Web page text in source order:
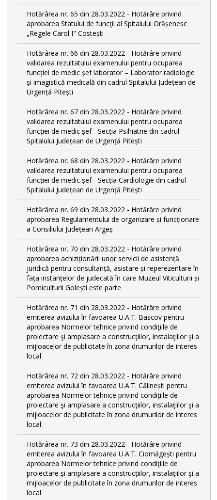
Hotărârea nr. 65 din 28.03.2022 - Hotărâre privind
aprobarea Statului de funcţii al Spitalului Orășenesc
„Regele Carol I" Costești
Hotărârea nr. 66 din 28.03.2022 - Hotărâre privind
validarea rezultatului examenului pentru ocuparea
funcției de medic șef laborator – Laborator radiologie
și imagistică medicală din cadrul Spitalului Județean de
Urgență Pitești
Hotărârea nr. 67 din 28.03.2022 - Hotărâre privind
validarea rezultatului examenului pentru ocuparea
funcției de medic șef - Secția Psihiatrie din cadrul
Spitalului Județean de Urgență Pitești
Hotărârea nr. 68 din 28.03.2022 - Hotărâre privind
validarea rezultatului examenului pentru ocuparea
funcției de medic șef - Secția Cardiologie din cadrul
Spitalului Județean de Urgență Pitești
Hotărârea nr. 69 din 28.03.2022 - Hotărâre privind
aprobarea Regulamentului de organizare și funcționare
a Consiliului Județean Argeș
Hotărârea nr. 70 din 28.03.2022 - Hotărâre privind
aprobarea achiziționării unor servicii de asistență
juridică pentru consultanță, asistare și reperezentare în
fața instanțelor de judecată în care Muzeul Viticulturii și
Pomiculturii Golești este parte
Hotărârea nr. 71 din 28.03.2022 - Hotărâre privind
emiterea avizului în favoarea U.A.T. Bascov pentru
aprobarea Normelor tehnice privind condiţiile de
proiectare şi amplasare a construcţiilor, instalaţiilor şi a
mijloacelor de publicitate în zona drumurilor de interes
local
Hotărârea nr. 72 din 28.03.2022 - Hotărâre privind
emiterea avizului în favoarea U.A.T. Călinești pentru
aprobarea Normelor tehnice privind condiţiile de
proiectare şi amplasare a construcţiilor, instalaţiilor şi a
mijloacelor de publicitate în zona drumurilor de interes
local
Hotărârea nr. 73 din 28.03.2022 - Hotărâre privind
emiterea avizului în favoarea U.A.T. Ciomăgești pentru
aprobarea Normelor tehnice privind condiţiile de
proiectare şi amplasare a construcţiilor, instalaţiilor şi a
mijloacelor de publicitate în zona drumurilor de interes
local